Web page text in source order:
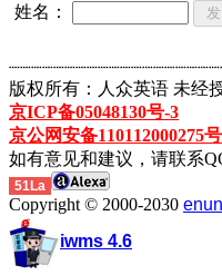
姓名：
版权所有：人众英语 未经
京ICP备05048130号-3
京公网安备110112000275号
如有意见和建议，请联系
51La
Copyright © 2000-2030
iwms 4.6